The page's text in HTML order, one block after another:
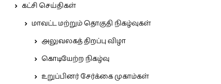
கட்சி செய்திகள்
மாவட்ட மற்றும் தொகுதி நிகழ்வுகள்
அலுவலகத் திறப்பு விழா
கொடியேற்ற நிகழ்வு
உறுப்பினர் சேர்க்கை முகாம்கள்